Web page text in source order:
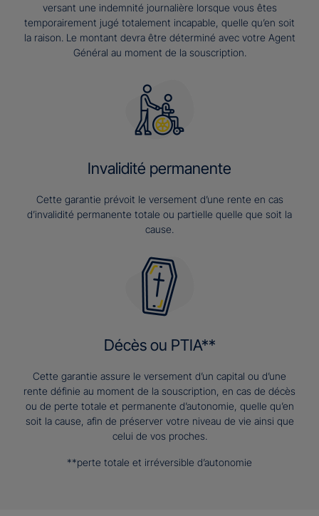
versant une indemnité journalière lorsque vous êtes
temporairement jugé totalement incapable, quelle qu’en soit
la raison. Le montant devra être déterminé avec votre Agent
Général au moment de la souscription.
Invalidité permanente
Cette garantie prévoit le versement d’une rente en cas
d’invalidité permanente totale ou partielle quelle que soit la
cause.
Décès ou PTIA**
Cette garantie assure le versement d’un capital ou d’une
rente définie au moment de la souscription, en cas de décès
ou de perte totale et permanente d’autonomie, quelle qu’en
soit la cause, afin de préserver votre niveau de vie ainsi que
celui de vos proches.
**perte totale et irréversible d’autonomie